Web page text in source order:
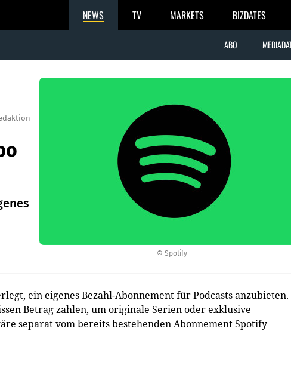
NEWS TV MARKETS BIZDATES
ABO
© Spotify
ein eigenes Bezahl-Abonnement für Podcasts anzubieten.
Betrag zahlen, um originale Serien oder exklusive
separat vom bereits bestehenden Abonnement Spotify